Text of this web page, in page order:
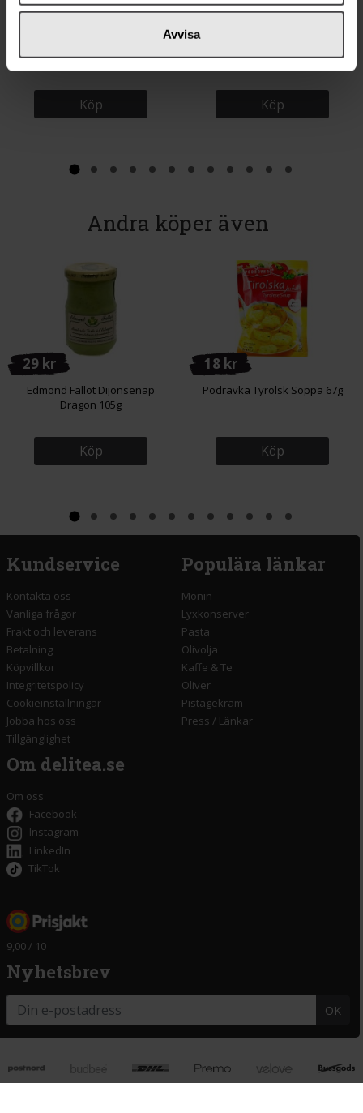
Avvisa
113 kr
Köp
132 kr
Grillsås 225ml
Köp
Andra köper även
29 kr
Edmond Fallot Dijonsenap
Dragon 105g
Köp
18 kr
Podravka Tyrolsk Soppa 67g
Köp
Kundservice
Kontakta oss
Vanliga frågor
Frakt och leverans
Betalning
Köpvillkor
Integritetspolicy
Cookieinställningar
Jobba hos oss
Tillgänglighet
Populära länkar
Monin
Lyxkonserver
Pasta
Olivolja
Kaffe & Te
Oliver
Pistagekräm
Press / Länkar
Om delitea.se
Om oss
Facebook
Instagram
LinkedIn
TikTok
9,00 / 10
Nyhetsbrev
OK